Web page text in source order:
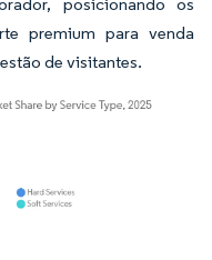
premium para venda
de visitantes.